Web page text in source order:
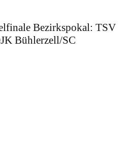
Bezirkspokal: TSV
Bühlerzell/SC